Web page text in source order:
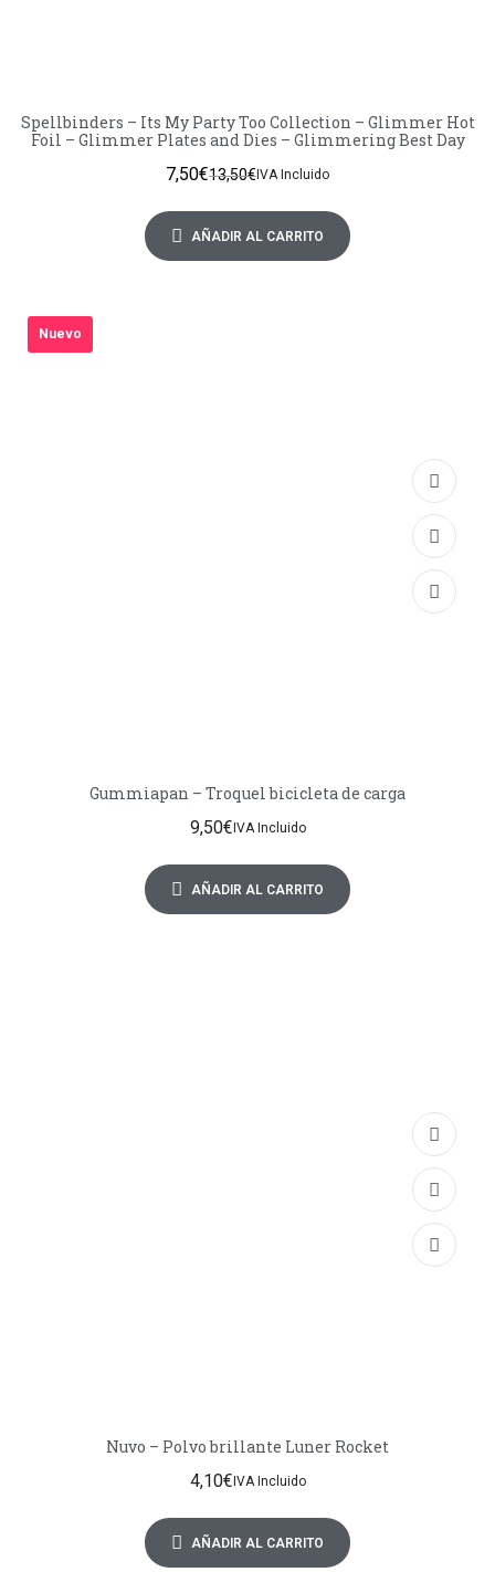
Spellbinders – Its My Party Too Collection – Glimmer Hot
Foil – Glimmer Plates and Dies – Glimmering Best Day
13,50€
7,50€ IVA Incluido
AÑADIR AL CARRITO
Nuevo
Gummiapan – Troquel bicicleta de carga
9,50€IVA Incluido
AÑADIR AL CARRITO
Nuvo – Polvo brillante Luner Rocket
4,10€IVA Incluido
AÑADIR AL CARRITO